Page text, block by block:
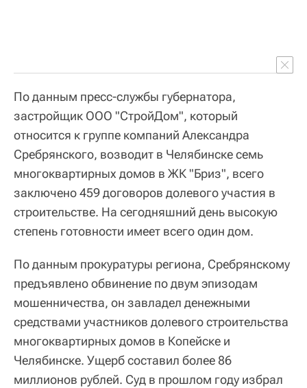
По данным пресс-службы губернатора,
застройщик ООО "СтройДом", который
относится к группе компаний Александра
Сребрянского, возводит в Челябинске семь
многоквартирных домов в ЖК "Бриз", всего
заключено 459 договоров долевого участия в
строительстве. На сегодняшний день высокую
степень готовности имеет всего один дом.
По данным прокуратуры региона, Сребрянскому
предъявлено обвинение по двум эпизодам
мошенничества, он завладел денежными
средствами участников долевого строительства
многоквартирных домов в Копейске и
Челябинске. Ущерб составил более 86
миллионов рублей. Суд в прошлом году избрал